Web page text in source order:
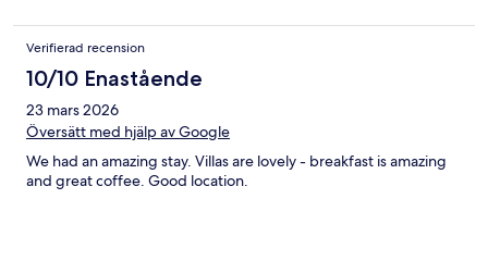
Verifierad recension
10/10 Enastående
23 mars 2026
Översätt med hjälp av Google
We had an amazing stay. Villas are lovely - breakfast is amazing
and great coffee. Good location.